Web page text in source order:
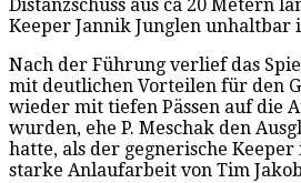
Distanzschuss aus ca 20 Metern
Keeper Jannik Junglen
Nach der Führung verlief das
mit deutlichen Vorteilen für den
wieder mit tiefen Pässen auf die
wurden, ehe P. Meschak den
hatte, als der gegnerische
starke Anlaufarbeit von Tim